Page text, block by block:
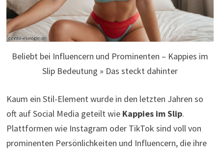
Beliebt bei Influencern und Prominenten – Kappies im
Slip Bedeutung » Das steckt dahinter
Kaum ein Stil-Element wurde in den letzten Jahren so
oft auf Social Media geteilt wie Kappies im Slip.
Plattformen wie Instagram oder TikTok sind voll von
prominenten Persönlichkeiten und Influencern, die ihre